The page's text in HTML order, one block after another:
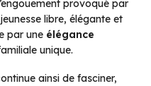
provoqué par
libre, élégante et
par une élégance
unique.
ainsi de fasciner,